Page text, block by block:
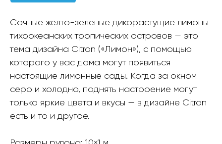
Сочные желто-зеленые дикорастущие лимоны
тихоокеанских тропических островов — это
тема дизайна Citron («Лимон»), с помощью
которого у вас дома могут появиться
настоящие лимонные сады. Когда за окном
серо и холодно, поднять настроение могут
только яркие цвета и вкусы — в дизайне Citron
есть и то и другое.